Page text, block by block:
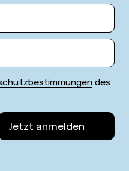
des
Jetzt anmelden